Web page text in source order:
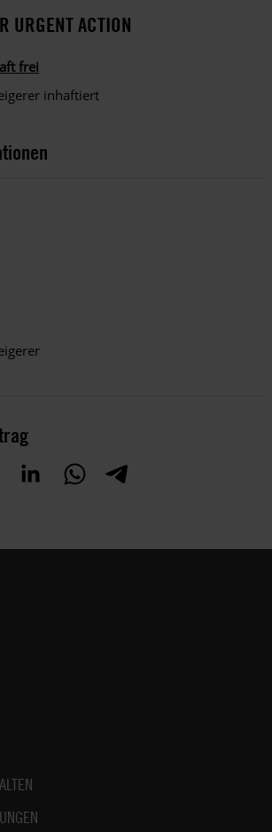
URGENT ACTION
frei
inhaftiert